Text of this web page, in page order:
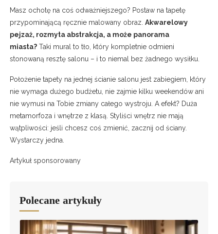
Masz ochotę na coś odważniejszego? Postaw na tapetę
przypominającą ręcznie malowany obraz. Akwarelowy
pejzaż, rozmyta abstrakcja, a może panorama
miasta? Taki mural to tło, który kompletnie odmieni
stonowaną resztę salonu – i to niemal bez żadnego wysiłku.
Położenie tapety na jednej ścianie salonu jest zabiegiem, który
nie wymaga dużego budżetu, nie zajmie kilku weekendów ani
nie wymusi na Tobie zmiany całego wystroju. A efekt? Duża
metamorfoza i wnętrze z klasą. Styliści wnętrz nie mają
wątpliwości: jeśli chcesz coś zmienić, zacznij od ściany.
Wystarczy jedna.
Artykuł sponsorowany
Polecane artykuły